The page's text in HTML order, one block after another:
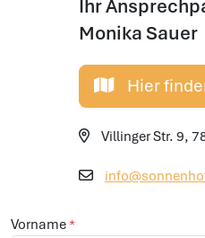
Kontaktieren
Ihr
Monika Sauer